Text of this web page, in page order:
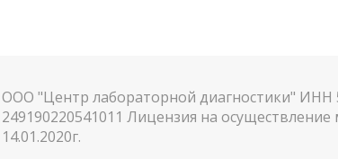
ООО "Центр лабораторной диагностики"
249190220541011 Лицензия на
14.01.2020г.